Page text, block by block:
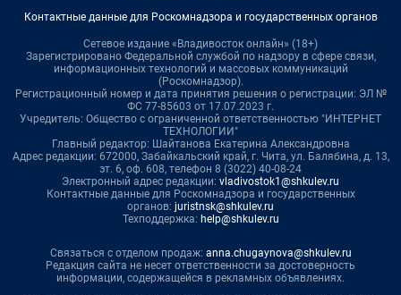
Контактные данные для Роскомнадзора и государственных органов
Сетевое издание «Владивосток онлайн» (18+)
Зарегистрировано Федеральной службой по надзору в сфере связи,
информационных технологий и массовых коммуникаций
(Роскомнадзор).
Регистрационный номер и дата принятия решения о регистрации: ЭЛ №
ФС 77-85603 от 17.07.2023 г.
Учредитель: Общество с ограниченной ответственностью "ИНТЕРНЕТ
ТЕХНОЛОГИИ"
Главный редактор: Шайтанова Екатерина Александровна
Адрес редакции: 672000, Забайкальский край, г. Чита, ул. Балябина, д. 13,
эт. 6, оф. 608, телефон 8 (3022) 40-08-24
Электронный адрес редакции: vladivostok1@shkulev.ru
Контактные данные для Роскомнадзора и государственных
органов: juristnsk@shkulev.ru
Техподдержка: help@shkulev.ru
Связаться с отделом продаж: anna.chugaynova@shkulev.ru
Редакция сайта не несет ответственности за достоверность
информации, содержащейся в рекламных объявлениях.